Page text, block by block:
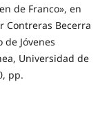
de Franco», en
Contreras Becerra
de Jóvenes
Universidad de
pp.